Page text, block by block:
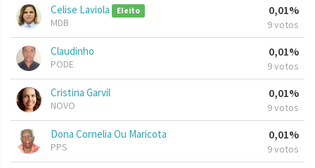
Celise Laviola Eleito
MDB
0,01%
9 votos
Claudinho
PODE
0,01%
9 votos
Cristina Garvil
NOVO
0,01%
9 votos
Dona Cornelia Ou Maricota
PPS
0,01%
9 votos